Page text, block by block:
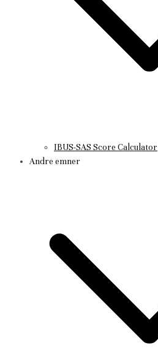
IBUS-SAS Score Calculator
Andre emner